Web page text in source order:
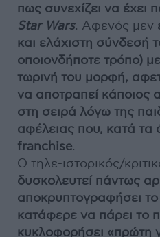
πως συνεχίζει να έχει
Star Wars. Αφενός μεν
και ελάχιστη σύνδεσή
οποιονδήποτε τρόπο)
τωρινή του μορφή,
να αποτραπεί κάποιος
στη σειρά λόγω της
αφέλειας που, κατά τα
franchise.
Ο τηλε-ιστορικός/
δυσκολευτεί πάντως
αποκρυπτογραφήσει το
κατάφερε να πάρει το
κυκλοφορήσει «πρώτη